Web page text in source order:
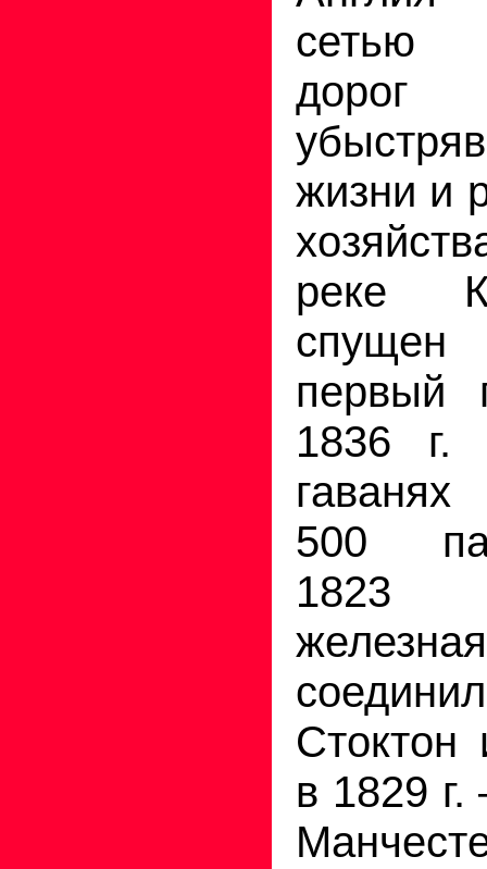
сетью
дорог
жизни и
реке
первый
1836 г.
500
1823
Стоктон
в 1829